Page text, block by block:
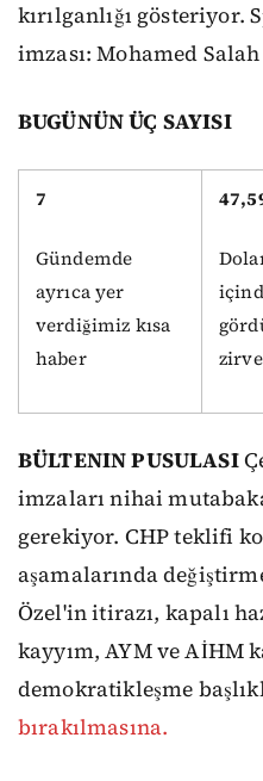
kırılganlığı gösteriyor.
imzası: Mohamed
BUGÜNÜN ÜÇ SAYISI
7
Gündemde
ayrıca yer
verdiğimiz kısa
haber
zirve
BÜLTENIN PUSULASI
imzaları nihai
gerekiyor. CHP teklifi
aşamalarında
Özel'in itirazı, kapalı
kayyım, AYM ve AİHM
demokratikleşme
bırakılmasına.